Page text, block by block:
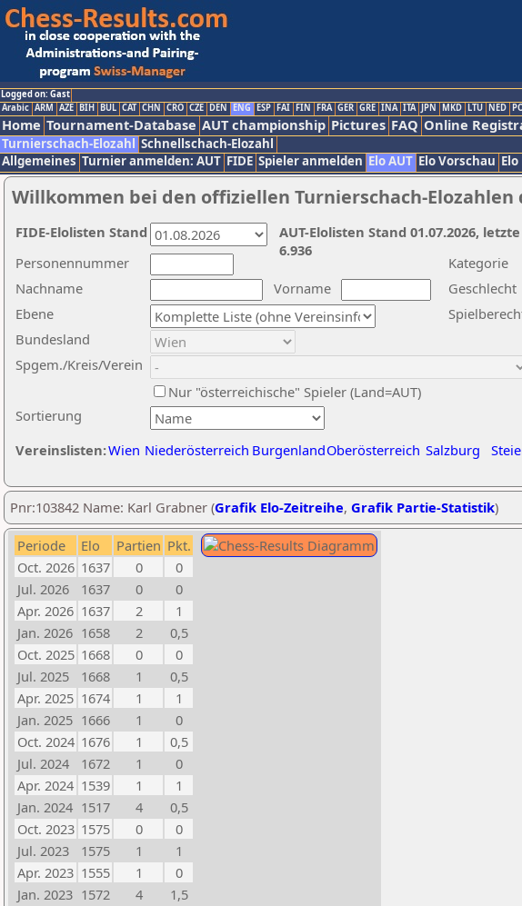
Logged on: Gast
Arabic ARM AZE BIH BUL CAT CHN CRO CZE DEN ENG ESP FAI FIN FRA GER GRE INA ITA JPN MKD LTU NED
Home Tournament-Database AUT championship Pictures FAQ Online
Turnierschach-Elozahl Schnellschach-Elozahl
Allgemeines Turnier anmelden: AUT FIDE Spieler anmelden Elo AUT Elo Vorschau Elo
Willkommen bei den offiziellen Turnierschach-Elozahlen
Nachname
Vorname
Ebene
Kategorie
Sortierung
Personennummer
Bundesland
Spgem./Kreis/Verein
Geschlecht
Nur "österreichische" Spieler (Land=AUT)
Vereinslisten:Wien Niederösterreich BurgenlandOberösterreich Salzburg
AUT-Elolisten Stand 01.07.2026,
6.936
FIDE-Elolisten Stand
Pnr:103842 Name: Karl Grabner (Grafik Elo-Zeitreihe, Grafik Partie-Statistik)
Periode Elo Partien Pkt.
Oct. 2026 1637 0
0
Jul. 2026
1637 0
0
Apr. 2026 1637 2
1
Jan. 2026 1658 2
0,5
Oct. 2025 1668 0
0
Jul. 2025
1668 1
0,5
Apr. 2025 1674 1
1
Jan. 2025 1666 1
0
Oct. 2024 1676 1
0,5
Jul. 2024
1672 1
0
Apr. 2024 1539 1
1
Jan. 2024 1517 4
0,5
Oct. 2023 1575 0
0
Jul. 2023
1575 1
1
Apr. 2023 1555 1
0
Jan. 2023 1572 4
1,5